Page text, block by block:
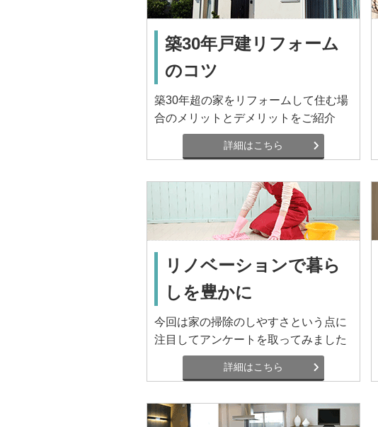
築30年戸建リフォーム
のコツ
築30年超の家をリフォームして住む場
合のメリットとデメリットをご紹介
詳細はこちら
リノベーションで暮ら
しを豊かに
今回は家の掃除のしやすさという点に
注目してアンケートを取ってみました
詳細はこちら